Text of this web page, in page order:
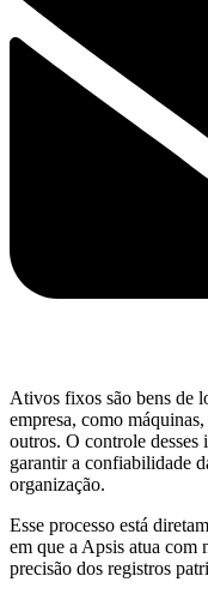
Ativos fixos são bens de
empresa, como
outros. O controle desses
garantir a confiabilidade
organização.
Esse processo está
em que a Apsis atua com
precisão dos registros